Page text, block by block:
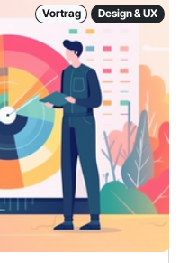
Vortrag Design & UX